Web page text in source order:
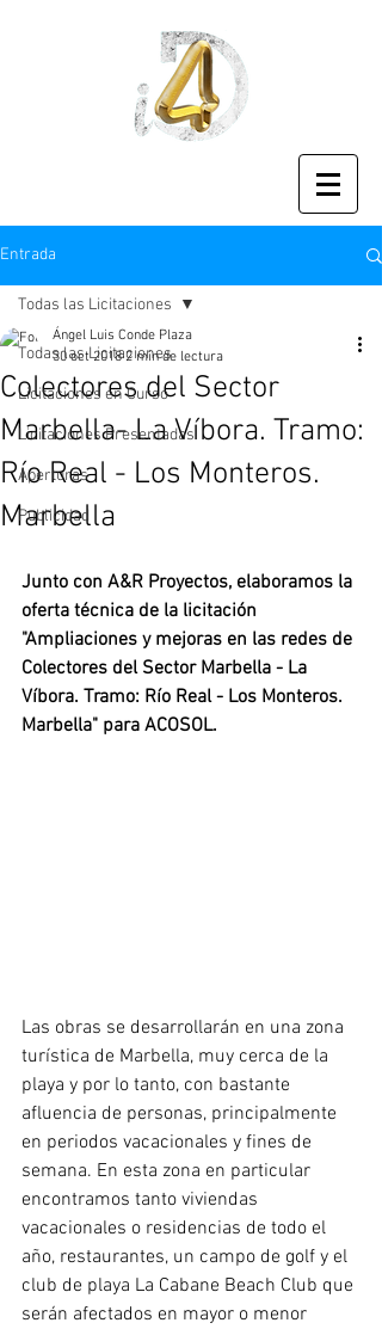
Entrada
Todas las Licitaciones
Licitaciones en Curso
Licitaciones Presentadas
Aperturas
Publicidad
Todas las Licitaciones
Colectores del Sector
Marbella- La Víbora. Tramo:
Río Real - Los Monteros.
Marbella
Ángel Luis Conde Plaza
30 oct 2018 2 min de lectura
Junto con A&R Proyectos, elaboramos la
oferta técnica de la licitación
"Ampliaciones y mejoras en las redes de
Colectores del Sector Marbella - La
Víbora. Tramo: Río Real - Los Monteros.
Marbella" para ACOSOL.
Las obras se desarrollarán en una zona
turística de Marbella, muy cerca de la
playa y por lo tanto, con bastante
afluencia de personas, principalmente
en periodos vacacionales y fines de
semana. En esta zona en particular
encontramos tanto viviendas
vacacionales o residencias de todo el
año, restaurantes, un campo de golf y el
club de playa La Cabane Beach Club que
serán afectados en mayor o menor